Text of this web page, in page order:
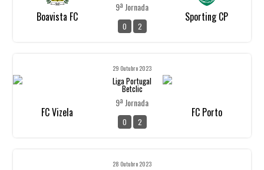
Boavista FC
9ª Jornada
0 2
Sporting CP
FC Vizela
29 Outubro 2023
Liga Portugal
Betclic
9ª Jornada
0 2
FC Porto
28 Outubro 2023